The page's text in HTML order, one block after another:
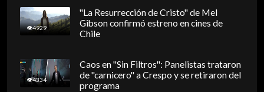
4929
"La Resurrección de Cristo" de Mel
Gibson confirmó estreno en cines de
Chile
4334
Caos en "Sin Filtros": Panelistas trataron
de "carnicero" a Crespo y se retiraron del
programa